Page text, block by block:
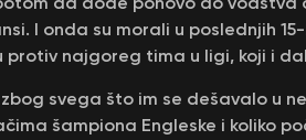
I onda su morali u poslednjih
najgoreg tima u ligi, koji i
svega što im se dešavalo u
šampiona Engleske i koliko